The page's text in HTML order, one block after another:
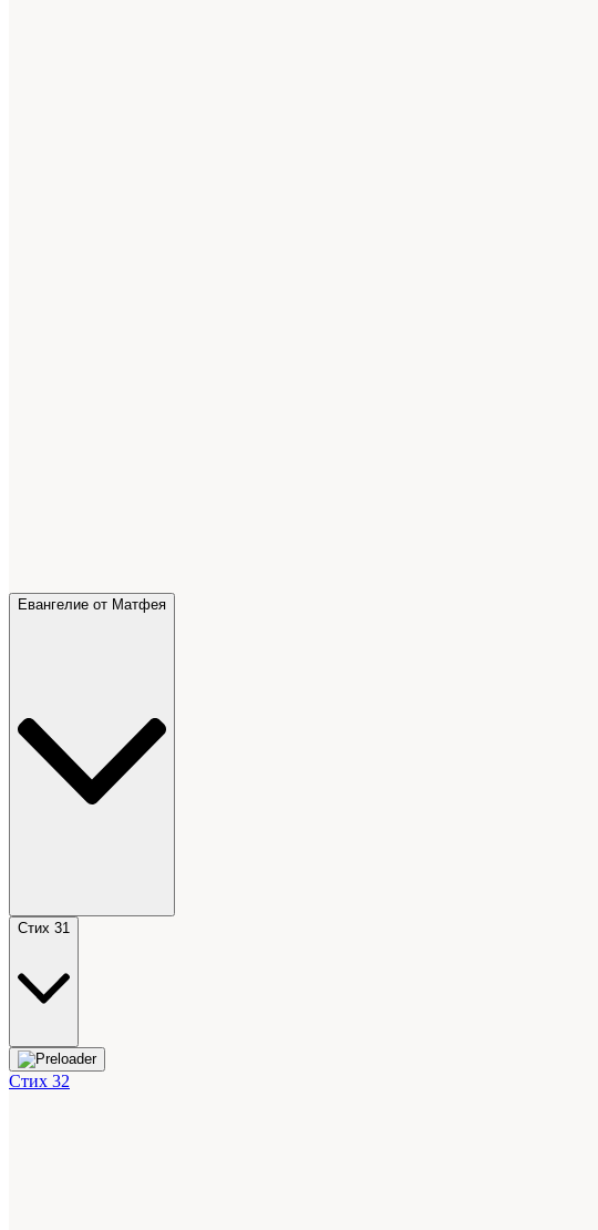
Евангелие от Матфея
Стих 31
Стих 32